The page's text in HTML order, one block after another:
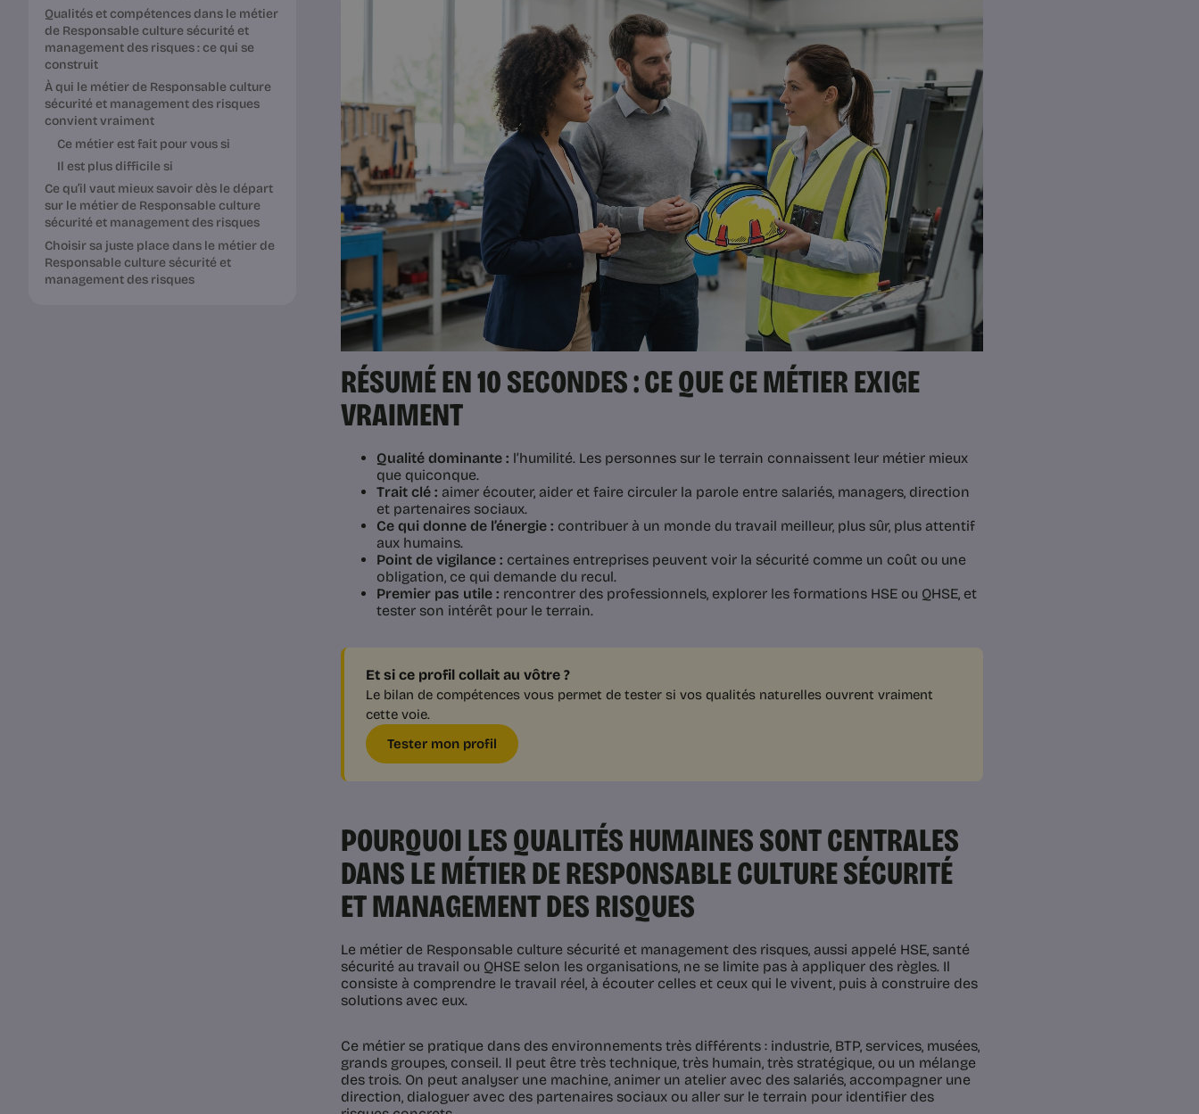
Qualités et compétences dans le métier
de Responsable culture sécurité et
management des risques : ce qui se
construit
À qui le métier de Responsable culture
sécurité et management des risques
convient vraiment
Ce métier est fait pour vous si
Il est plus difficile si
Ce qu’il vaut mieux savoir dès le départ
sur le métier de Responsable culture
sécurité et management des risques
Choisir sa juste place dans le métier de
Responsable culture sécurité et
management des risques
RÉSUMÉ EN 10 SECONDES : CE QUE CE MÉTIER EXIGE
VRAIMENT
Qualité dominante : l’humilité. Les personnes sur le terrain connaissent leur métier mieux
que quiconque.
Trait clé : aimer écouter, aider et faire circuler la parole entre salariés, managers, direction
et partenaires sociaux.
Ce qui donne de l’énergie : contribuer à un monde du travail meilleur, plus sûr, plus attentif
aux humains.
Point de vigilance : certaines entreprises peuvent voir la sécurité comme un coût ou une
obligation, ce qui demande du recul.
Premier pas utile : rencontrer des professionnels, explorer les formations HSE ou QHSE, et
tester son intérêt pour le terrain.
Et si ce profil collait au vôtre ?
Le bilan de compétences vous permet de tester si vos qualités naturelles ouvrent vraiment
cette voie.
Tester mon profil
POURQUOI LES QUALITÉS HUMAINES SONT CENTRALES
DANS LE MÉTIER DE RESPONSABLE CULTURE SÉCURITÉ
ET MANAGEMENT DES RISQUES
Le métier de Responsable culture sécurité et management des risques, aussi appelé HSE, santé
sécurité au travail ou QHSE selon les organisations, ne se limite pas à appliquer des règles. Il
consiste à comprendre le travail réel, à écouter celles et ceux qui le vivent, puis à construire des
solutions avec eux.
Ce métier se pratique dans des environnements très différents : industrie, BTP, services, musées,
grands groupes, conseil. Il peut être très technique, très humain, très stratégique, ou un mélange
des trois. On peut analyser une machine, animer un atelier avec des salariés, accompagner une
direction, dialoguer avec des partenaires sociaux ou aller sur le terrain pour identifier des